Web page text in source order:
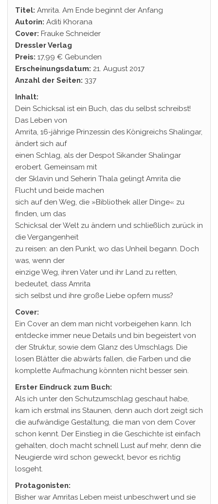
Titel: Amrita. Am Ende beginnt der Anfang
Autorin: Aditi Khorana
Cover: Frauke Schneider
Dressler Verlag
Preis: 17,99 € Gebunden
Erscheinungsdatum: 21. August 2017
Anzahl der Seiten: 337
Inhalt:
Dein Schicksal ist ein Buch, das du selbst schreibst!
Das Leben von
Amrita, 16-jährige Prinzessin des Königreichs Shalingar,
ändert sich auf
einen Schlag, als der Despot Sikander Shalingar
erobert. Gemeinsam mit
der Sklavin und Seherin Thala gelingt Amrita die
Flucht und beide machen
sich auf den Weg, die »Bibliothek aller Dinge« zu
finden, um das
Schicksal der Welt zu ändern und schließlich zurück in
die Vergangenheit
zu reisen: an den Punkt, wo das Unheil begann. Doch
was, wenn der
einzige Weg, ihren Vater und ihr Land zu retten,
bedeutet, dass Amrita
sich selbst und ihre große Liebe opfern muss?
Cover:
Ein Cover an dem man nicht vorbeigehen kann. Ich
entdecke immer neue Details und bin begeistert von
der Struktur, sowie dem Glanz des Umschlags. Die
losen Blätter die abwärts fallen, die Farben und die
komplette Aufmachung könnten nicht besser sein.
Erster Eindruck zum Buch:
Als ich unter den Schutzumschlag geschaut habe,
kam ich erstmal ins Staunen, denn auch dort zeigt sich
die aufwändige Gestaltung, die man von dem Cover
schon kennt. Der Einstieg in die Geschichte ist einfach
gehalten, doch macht schnell Lust auf mehr, denn die
Neugierde wird schon geweckt, bevor es richtig
losgeht.
Protagonisten:
Bisher war Amritas Leben meist unbeschwert und sie